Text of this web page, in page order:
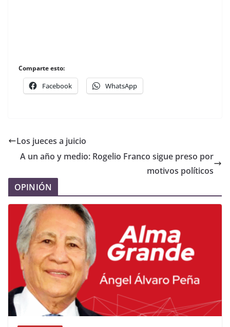
Comparte esto:
Facebook WhatsApp
Los jueces a juicio
A un año y medio: Rogelio Franco sigue preso por
motivos políticos
OPINIÓN